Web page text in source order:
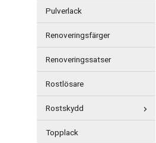
Pulverlack
Renoveringsfärger
Renoveringssatser
Rostlösare
Rostskydd
Topplack